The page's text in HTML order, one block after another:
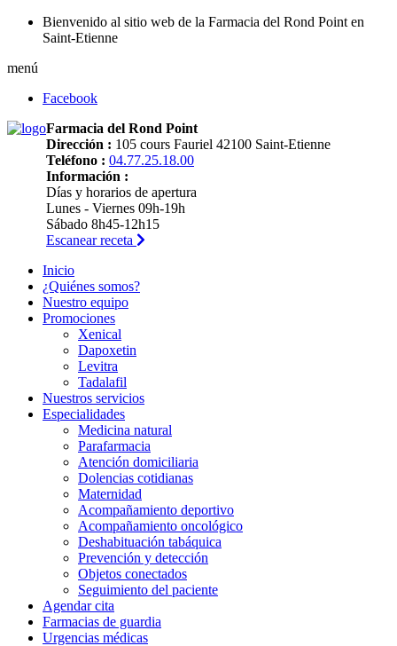
Bienvenido al sitio web de la Farmacia del Rond Point en
Saint-Etienne
menú
Facebook
Farmacia del Rond Point
Dirección : 105 cours Fauriel 42100 Saint-Etienne
Teléfono : 04.77.25.18.00
Información :
Días y horarios de apertura
Lunes - Viernes 09h-19h
Sábado 8h45-12h15
Escanear receta
Inicio
¿Quiénes somos?
Nuestro equipo
Promociones
Xenical
Dapoxetin
Levitra
Tadalafil
Nuestros servicios
Especialidades
Medicina natural
Parafarmacia
Atención domiciliaria
Dolencias cotidianas
Maternidad
Acompañamiento deportivo
Acompañamiento oncológico
Deshabituación tabáquica
Prevención y detección
Objetos conectados
Seguimiento del paciente
Agendar cita
Farmacias de guardia
Urgencias médicas